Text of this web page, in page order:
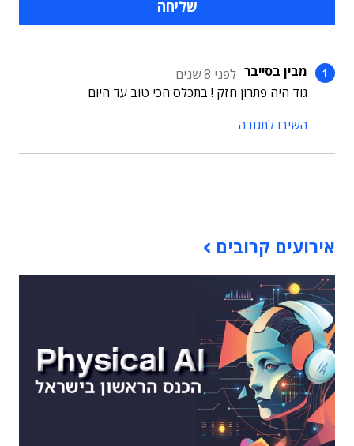
מבין בסייבר לפני 8 שנים
גוד היה פתרון חזק ! בתכלס הכי טוב עד היום
השיבו לתגובה
אירועים קרובים